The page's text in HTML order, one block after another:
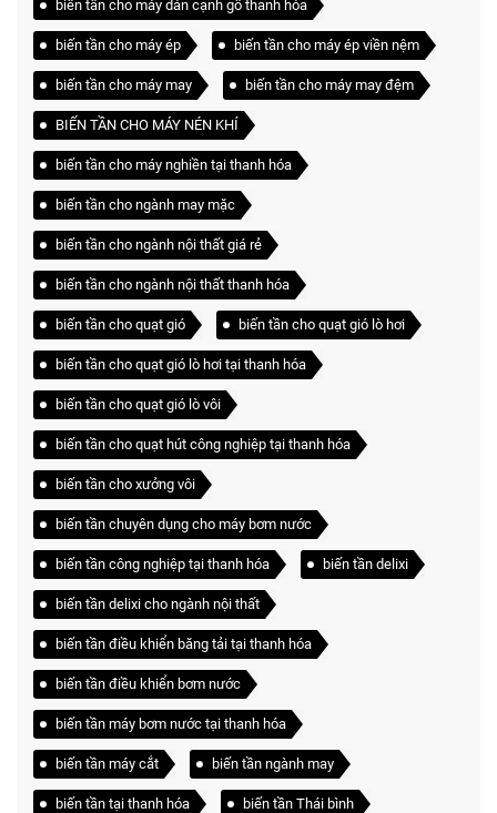
biến tần cho máy dán cạnh gỗ thanh hóa
biến tần cho máy ép biến tần cho máy ép viền nệm
biến tần cho máy may biến tần cho máy may đệm
BIẾN TẦN CHO MÁY NÉN KHÍ
biến tần cho máy nghiền tại thanh hóa
biến tần cho ngành may mặc
biến tần cho ngành nội thất giá rẻ
biến tần cho ngành nội thất thanh hóa
biến tần cho quạt gió biến tần cho quạt gió lò hơi
biến tần cho quạt gió lò hơi tại thanh hóa
biến tần cho quạt gió lò vôi
biến tần cho quạt hút công nghiệp tại thanh hóa
biến tần cho xưởng vôi
biến tần chuyên dụng cho máy bơm nước
biến tần công nghiệp tại thanh hóa biến tần delixi
biến tần delixi cho ngành nội thất
biến tần điều khiển băng tải tại thanh hóa
biến tần điều khiển bơm nước
biến tần máy bơm nước tại thanh hóa
biến tần máy cắt biến tần ngành may
biến tần tại thanh hóa biến tần Thái bình